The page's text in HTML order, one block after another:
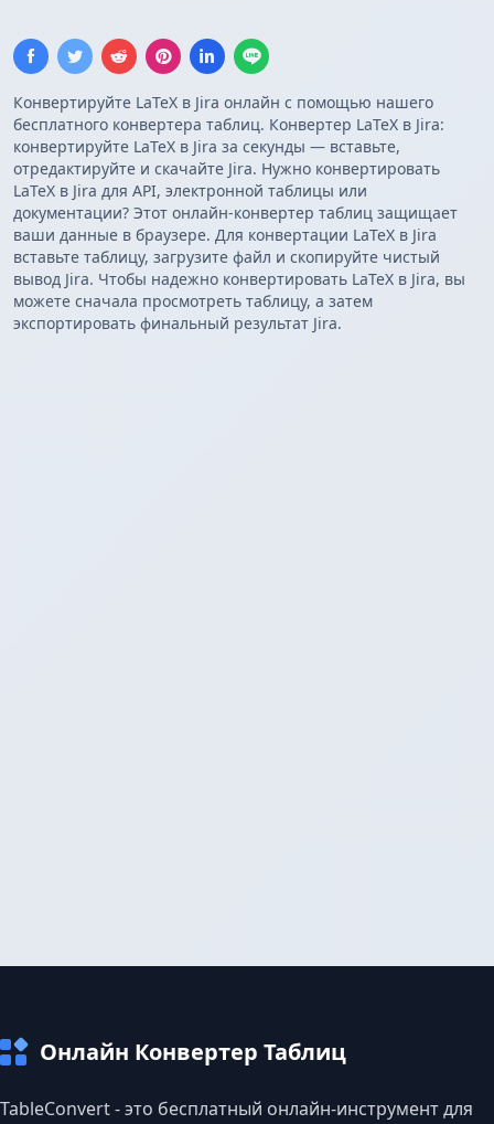
Конвертируйте LaTeX в Jira онлайн с помощью нашего
бесплатного конвертера таблиц. Конвертер LaTeX в Jira:
конвертируйте LaTeX в Jira за секунды — вставьте,
отредактируйте и скачайте Jira. Нужно конвертировать
LaTeX в Jira для API, электронной таблицы или
документации? Этот онлайн-конвертер таблиц защищает
ваши данные в браузере. Для конвертации LaTeX в Jira
вставьте таблицу, загрузите файл и скопируйте чистый
вывод Jira. Чтобы надежно конвертировать LaTeX в Jira, вы
можете сначала просмотреть таблицу, а затем
экспортировать финальный результат Jira.
Онлайн Конвертер Таблиц
TableConvert - это бесплатный онлайн-инструмент для